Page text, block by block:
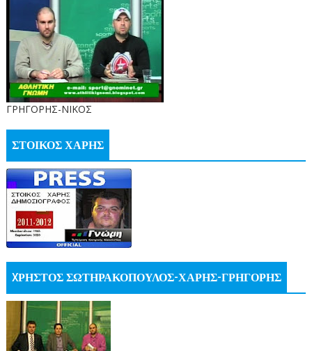
ΓΡΗΓΟΡΗΣ-ΝΙΚΟΣ
ΣΤΟΙΚΟΣ ΧΑΡΗΣ
XΡΗΣΤΟΣ ΣΩΤΗΡΑΚΟΠΟΥΛΟΣ-ΧΑΡΗΣ-ΓΡΗΓΟΡΗΣ